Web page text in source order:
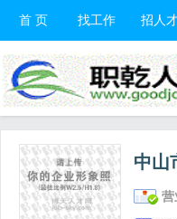
首 页 找工作 招人
中山
营